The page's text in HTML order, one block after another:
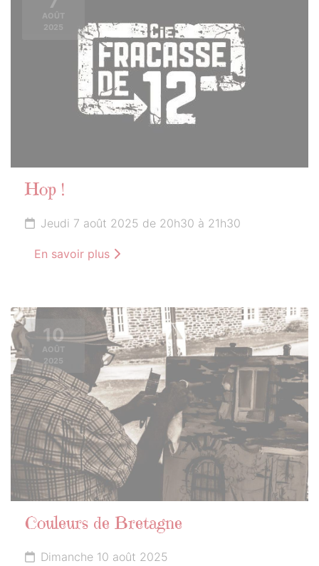
AOÛT
2025
Hop !
Jeudi 7 août 2025 de 20h30 à 21h30
En savoir plus
10
AOÛT
2025
Couleurs de Bretagne
Dimanche 10 août 2025